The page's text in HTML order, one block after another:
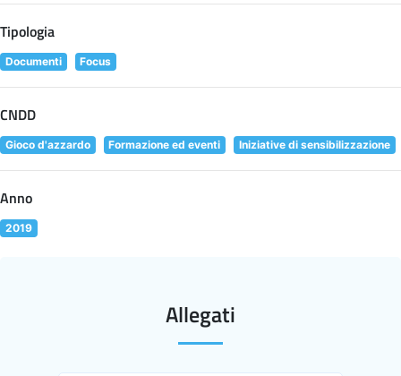
Tipologia
Documenti Focus
CNDD
Gioco d'azzardo Formazione ed eventi Iniziative di sensibilizzazione
Anno
2019
Allegati